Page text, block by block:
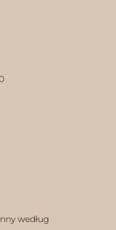
według